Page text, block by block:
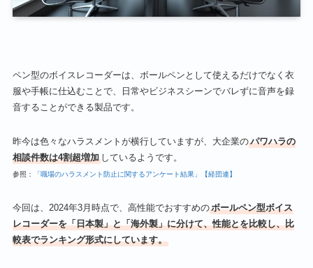
ペン型のボイスレコーダーは、ボールペンとして使えるだけでなく衣
服や手帳に仕込むことで、日常やビジネスシーンでバレずに音声を録
音することができる製品です。
昨今は色々なハラスメントが横行していますが、大企業のパワハラの
相談件数は4割超増加しているようです。
参照： 「職場のハラスメント防止に関するアンケート結果」【経団連】
今回は、2024年3月時点で、高性能でおすすめのボールペン型ボイス
レコーダーを「日本製」と「海外製」に分けて、性能とを比較し、比
較表でランキング形式にしています。